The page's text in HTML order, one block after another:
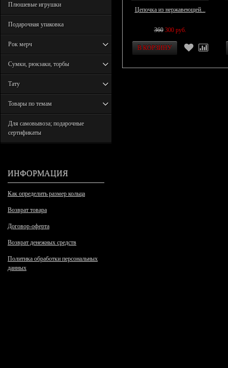
Плюшевые игрушки
Подарочная упаковка
Рок мерч
Сумки, рюкзаки, торбы
Тату
Товары по темам
Для самовывоза; подарочные
сертификаты
ИНФОРМАЦИЯ
Как определить размер кольца
Возврат товара
Договор-оферта
Возврат денежных средств
Политика обработки персональных
данных
Цепочка из нержавеющей...
360 300 руб.